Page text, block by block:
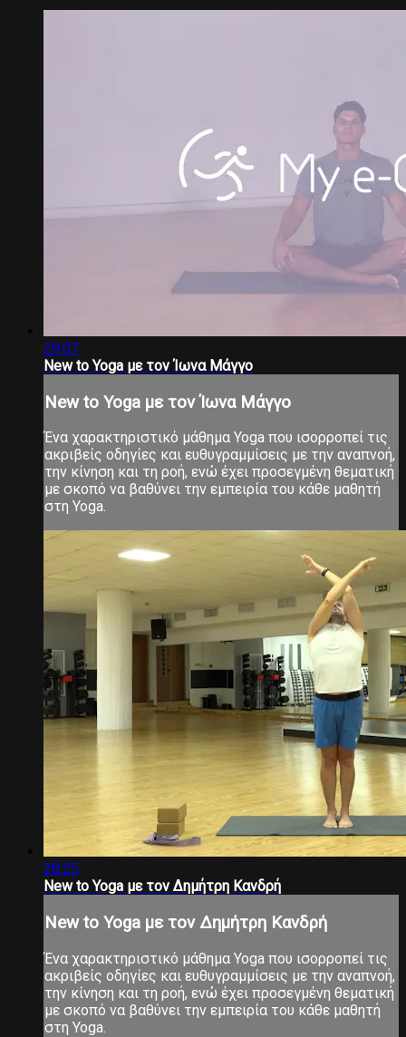
29:07
New to Yoga με τον Ίωνα Μάγγο
New to Yoga με τον Ίωνα Μάγγο
Ένα χαρακτηριστικό μάθημα Yoga που ισορροπεί τις
ακριβείς οδηγίες και ευθυγραμμίσεις με την αναπνοή,
την κίνηση και τη ροή, ενώ έχει προσεγμένη θεματική
με σκοπό να βαθύνει την εμπειρία του κάθε μαθητή
στη Yoga.
28:25
New to Yoga με τον Δημήτρη Κανδρή
New to Yoga με τον Δημήτρη Κανδρή
Ένα χαρακτηριστικό μάθημα Yoga που ισορροπεί τις
ακριβείς οδηγίες και ευθυγραμμίσεις με την αναπνοή,
την κίνηση και τη ροή, ενώ έχει προσεγμένη θεματική
με σκοπό να βαθύνει την εμπειρία του κάθε μαθητή
στη Yoga.